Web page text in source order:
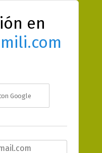
en
Google